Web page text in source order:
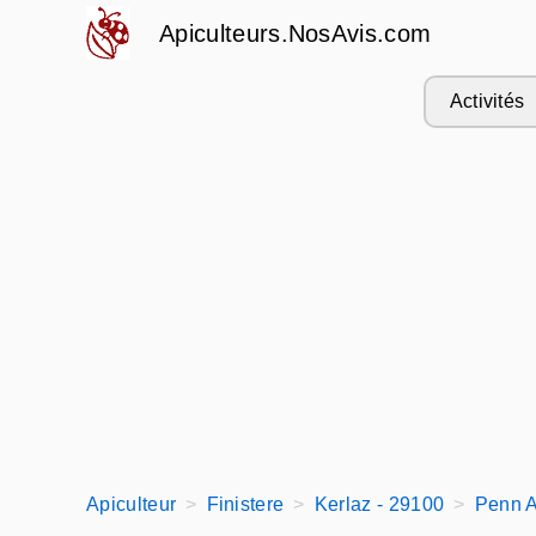
Apiculteurs.NosAvis.com
Activités
Apiculteur Finistere Kerlaz - 29100 Penn